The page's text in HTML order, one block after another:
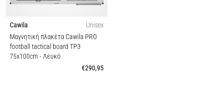
Cawila
Unisex
Μαγνητική πλακέτα Cawila PRO
football tactical board TP3
75x100cm - Λευκό
€290,95